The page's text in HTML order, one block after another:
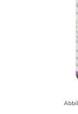
Körperpflege
Mutter & Kind
Aktuelle
Reiseapotheke
Fragen und
Beliebte
Avene &
Evolsin Deals